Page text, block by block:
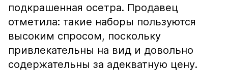
подкрашенная осетра. Продавец
отметила: такие наборы пользуются
высоким спросом, поскольку
привлекательны на вид и довольно
содержательны за адекватную цену.